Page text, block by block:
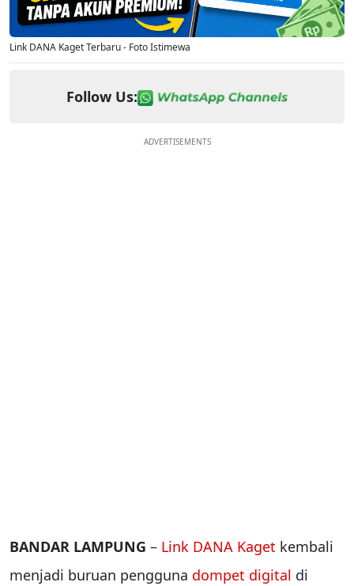
Link DANA Kaget Terbaru - Foto Istimewa
Follow Us:
ADVERTISEMENTS
BANDAR LAMPUNG – Link DANA Kaget kembali
menjadi buruan pengguna dompet digital di